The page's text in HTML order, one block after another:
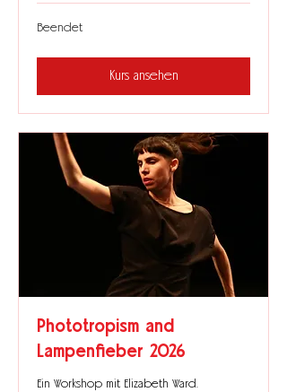
Beendet
Kurs ansehen
Phototropism and
Lampenfieber 2026
Ein Workshop mit Elizabeth Ward.